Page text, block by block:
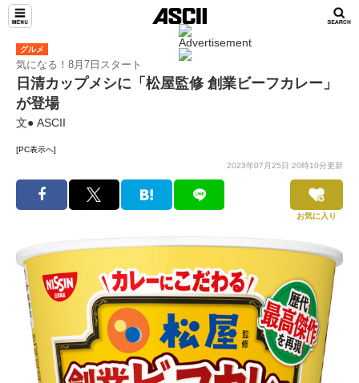
グルメ
気になる！8月7日スタート
日清カップメシに「松屋監修 創業ビーフカレー」
が登場
文● ASCII
[PC表示へ]
2023年07月25日 20時10分更新
お気に入り